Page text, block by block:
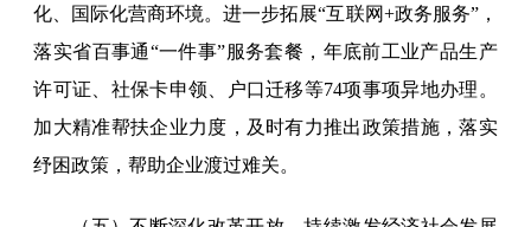
化、国际化营商环境。进一步拓展“互联网+政务服务”，
落实省百事通“一件事”服务套餐，年底前工业产品生产
许可证、社保卡申领、户口迁移等74项事项异地办理。
加大精准帮扶企业力度，及时有力推出政策措施，落实
纾困政策，帮助企业渡过难关。